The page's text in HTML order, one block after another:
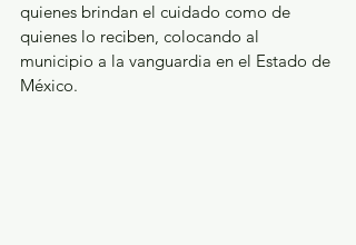
quienes brindan el cuidado como de
quienes lo reciben, colocando al
municipio a la vanguardia en el Estado de
México.